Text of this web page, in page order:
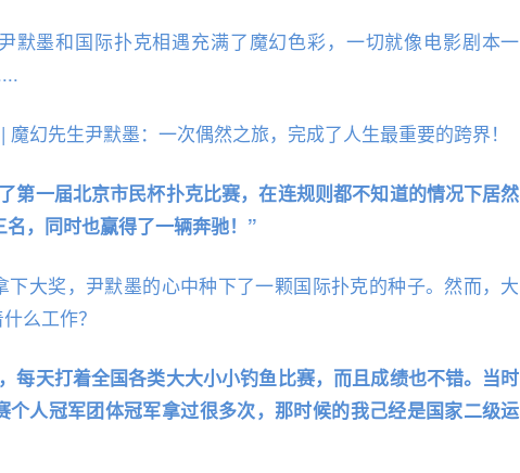
默墨和国际扑克相遇充满了魔幻色彩，一切就像电影剧本一
第一届北京市民杯扑克比赛，在连规则都不知道的情况下居然
，同时也赢得了一辆奔驰！”
大奖，尹默墨的心中种下了一颗国际扑克的种子。然而，大
么工作？
每天打着全国各类大大小小钓鱼比赛，而且成绩也不错。当时
人冠军团体冠军拿过很多次，那时候的我己经是国家二级运